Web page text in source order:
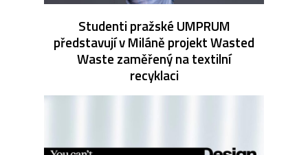
Studenti pražské UMPRUM
představují v Miláně projekt Wasted
Waste zaměřený na textilní
recyklaci